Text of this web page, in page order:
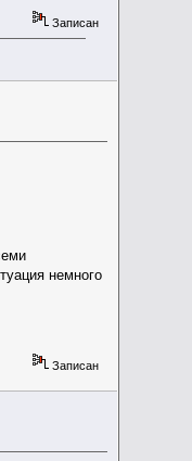
Записан
немного
Записан